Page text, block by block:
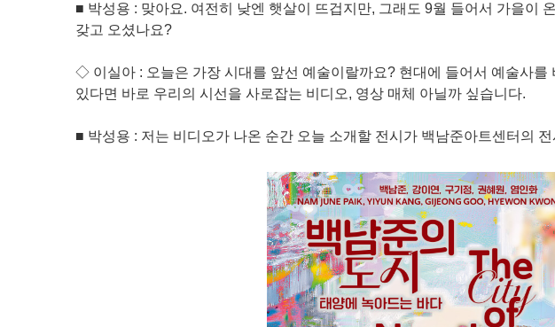
■ 박성용 : 맞아요. 여전히 낮엔 햇살이 뜨겁지만, 그래도 9월 들어서 가을이
갖고 오셨나요?
◇ 이실아 : 오늘은 가장 시대를 앞선 예술이랄까요? 현대에 들어서 예술사를
있다면 바로 우리의 시선을 사로잡는 비디오, 영상 매체 아닐까 싶습니다.
■ 박성용 : 저는 비디오가 나온 순간 오늘 소개할 전시가 백남준아트센터의